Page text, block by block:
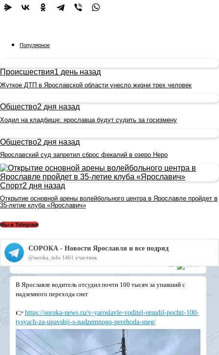
Популярное
Происшествия1 день назад
Жуткое ДТП в Ярославской области унесло жизни трех человек
Общество2 дня назад
Ходил на кладбище: ярославца будут судить за госизмену
Общество2 дня назад
Ярославский суд запретил сброс фекалий в озеро Неро
Спорт2 дня назад
Открытие основной арены волейбольного центра в Ярославле пройдет в
35-летие клуба «Ярославич»
Мы в Telegram